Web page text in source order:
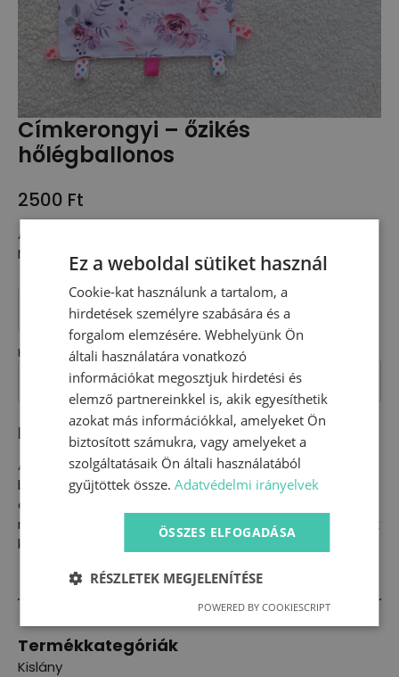
Címkerongyi – őzikés
hőlégballonos
2500 Ft
Anyaga: 100% pamutvászon
Mérete: kb. 30×30 cm
Címkerongyi
hőlégballonos
mennyiség
KOSÁRBA TESZEM
Kategória:Kiegészítők
Leírás
A rajta levő különböző szalagok gyűrkészése,
babrálása szinte már az első pillanattól kezdve
elősegíti a finommotorika fejlődését. A kisebb-
nagyobb mintáknak és a szalagok különböző színeinek
köszönhetően elősegíti a látás fejlődését is.
Termékkategóriák
Kislány
Ez a weboldal sütiket használ
Cookie-kat használunk a tartalom, a
hirdetések személyre szabására és a
forgalom elemzésére. Webhelyünk Ön
általi használatára vonatkozó
információkat megosztjuk hirdetési és
elemző partnereinkkel is, akik egyesíthetik
azokat más információkkal, amelyeket Ön
biztosított számukra, vagy amelyeket a
szolgáltatásaik Ön általi használatából
gyűjtöttek össze.Adatvédelmi irányelvek
ÖSSZES ELFOGADÁSA
RÉSZLETEK MEGJELENÍTÉSE
POWERED BY COOKIESCRIPT